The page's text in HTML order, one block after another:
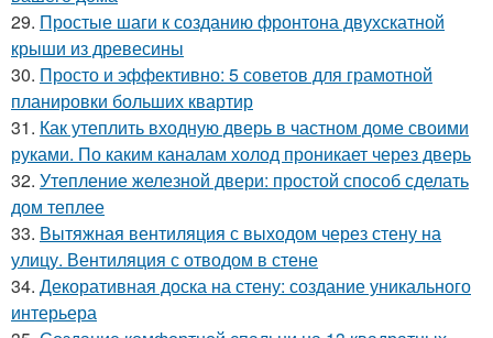
29. Простые шаги к созданию фронтона двухскатной
крыши из древесины
30. Просто и эффективно: 5 советов для грамотной
планировки больших квартир
31. Как утеплить входную дверь в частном доме своими
руками. По каким каналам холод проникает через дверь
32. Утепление железной двери: простой способ сделать
дом теплее
33. Вытяжная вентиляция с выходом через стену на
улицу. Вентиляция с отводом в стене
34. Декоративная доска на стену: создание уникального
интерьера